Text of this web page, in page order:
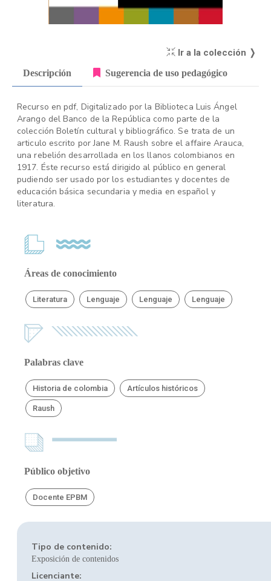
Ir a la colección ❭
Descripción Sugerencia de uso pedagógico
Recurso en pdf, Digitalizado por la Biblioteca Luis Ángel
Arango del Banco de la República como parte de la
colección Boletín cultural y bibliográfico. Se trata de un
articulo escrito por Jane M. Raush sobre el affaire Arauca,
una rebelión desarrollada en los llanos colombianos en
1917. Éste recurso está dirigido al público en general
pudiendo ser usado por los estudiantes y docentes de
educación básica secundaria y media en español y
literatura.
Áreas de conocimiento
Literatura Lenguaje Lenguaje Lenguaje
Palabras clave
Historia de colombia Artículos históricos
Raush
Público objetivo
Docente EPBM
Tipo de contenido:
Exposición de contenidos
Licenciante: